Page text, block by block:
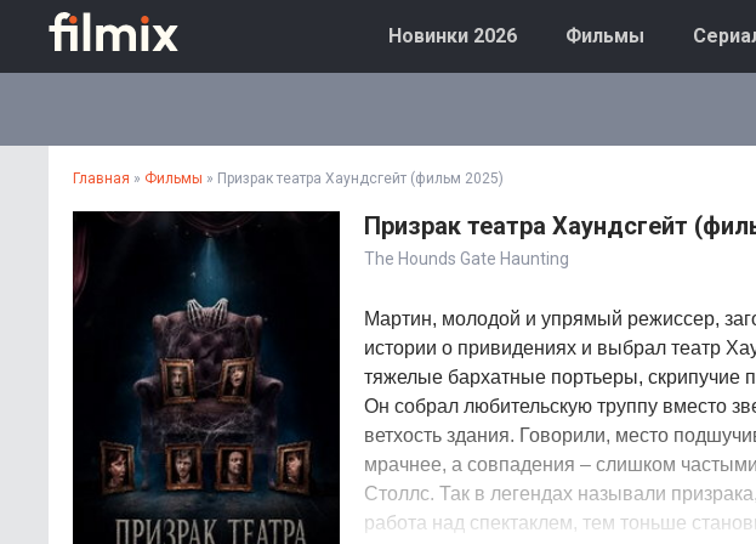
Новинки 2026 Фильмы
Главная » Фильмы » Призрак театра Хаундсгейт (фильм 2025)
Призрак театра Хаундсгейт
The Hounds Gate Haunting
Мартин, молодой и упрямый режиссер,
истории о привидениях и выбрал театр
тяжелые бархатные портьеры, скрипучие
Он собрал любительскую труппу вместо
ветхость здания. Говорили, место
мрачнее, а совпадения – слишком
Столлс. Так в легендах называли
работа над спектаклем, тем тоньше